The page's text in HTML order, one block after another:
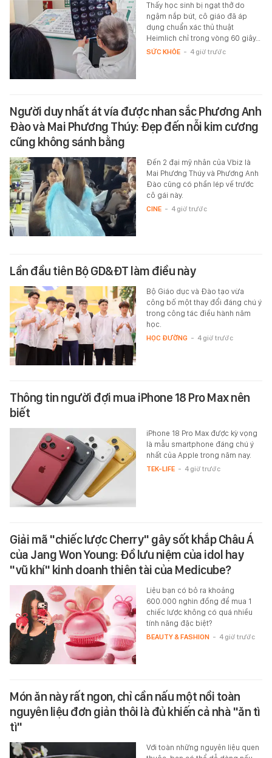
Thấy học sinh bị ngạt thở do
ngậm nắp bút, cô giáo đã áp
dụng chuẩn xác thủ thuật
Heimlich chỉ trong vòng 60 giây…
SỨC KHỎE - 4 giờ trước
Người duy nhất át vía được nhan sắc Phương Anh
Đào và Mai Phương Thúy: Đẹp đến nỗi kim cương
cũng không sánh bằng
Đến 2 đại mỹ nhân của Vbiz là
Mai Phương Thúy và Phương Anh
Đào cũng có phần lép vế trước
cô gái này.
CINE - 4 giờ trước
Lần đầu tiên Bộ GD&ĐT làm điều này
Bộ Giáo dục và Đào tạo vừa
công bố một thay đổi đáng chú ý
trong công tác điều hành năm
học.
HỌC ĐƯỜNG - 4 giờ trước
Thông tin người đợi mua iPhone 18 Pro Max nên
biết
iPhone 18 Pro Max được kỳ vọng
là mẫu smartphone đáng chú ý
nhất của Apple trong năm nay.
TEK-LIFE - 4 giờ trước
Giải mã "chiếc lược Cherry" gây sốt khắp Châu Á
của Jang Won Young: Đồ lưu niệm của idol hay
"vũ khí" kinh doanh thiên tài của Medicube?
Liệu bạn có bỏ ra khoảng
600.000 nghìn đồng để mua 1
chiếc lược không có quá nhiều
tính năng đặc biệt?
BEAUTY & FASHION - 4 giờ trước
Món ăn này rất ngon, chỉ cần nấu một nồi toàn
nguyên liệu đơn giản thôi là đủ khiến cả nhà "ăn tì
tì"
Với toàn những nguyên liệu quen